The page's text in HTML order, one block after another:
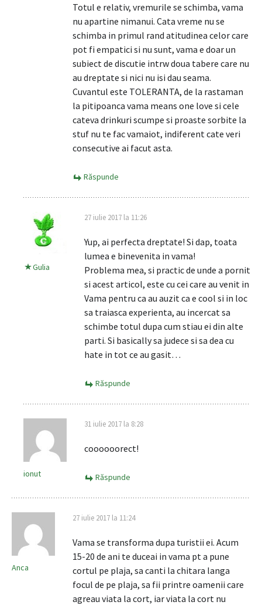
Totul e relativ, vremurile se schimba, vama
nu apartine nimanui. Cata vreme nu se
schimba in primul rand atitudinea celor care
pot fi empatici si nu sunt, vama e doar un
subiect de discutie intrw doua tabere care nu
au dreptate si nici nu isi dau seama.
Cuvantul este TOLERANTA, de la rastaman
la pitipoanca vama means one love si cele
cateva drinkuri scumpe si proaste sorbite la
stuf nu te fac vamaiot, indiferent cate veri
consecutive ai facut asta.
Răspunde
Gulia
27 iulie 2017 la 11:26
Yup, ai perfecta dreptate! Si dap, toata
lumea e binevenita in vama!
Problema mea, si practic de unde a pornit
si acest articol, este cu cei care au venit in
Vama pentru ca au auzit ca e cool si in loc
sa traiasca experienta, au incercat sa
schimbe totul dupa cum stiau ei din alte
parti. Si basically sa judece si sa dea cu
hate in tot ce au gasit…
Răspunde
ionut
31 iulie 2017 la 8:28
coooooorect!
Răspunde
Anca
27 iulie 2017 la 11:24
Vama se transforma dupa turistii ei. Acum
15-20 de ani te duceai in vama pt a pune
cortul pe plaja, sa canti la chitara langa
focul de pe plaja, sa fii printre oamenii care
agreau viata la cort, iar viata la cort nu